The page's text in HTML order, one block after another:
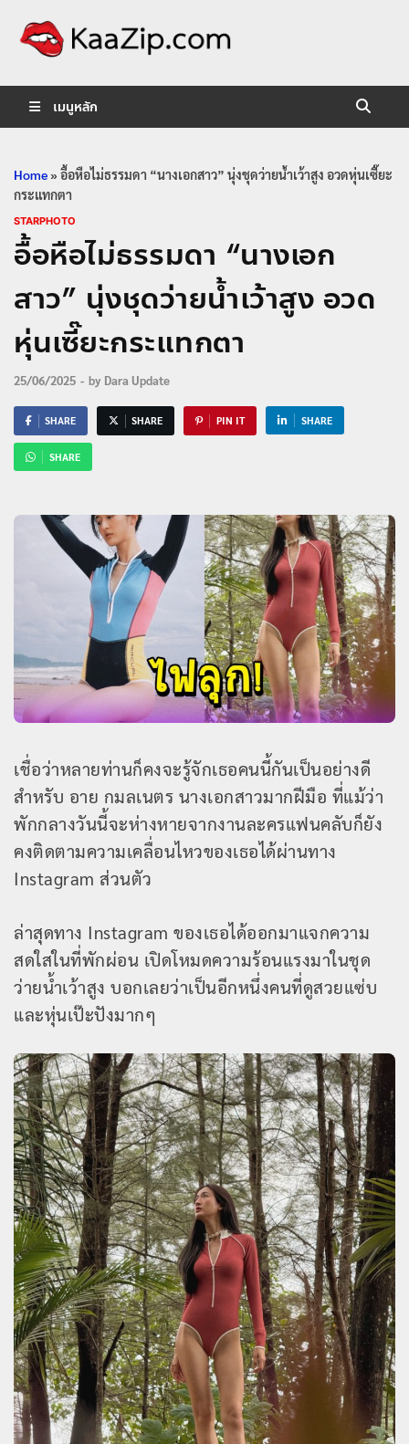
เมนูหลัก
Home»อื้อหือไม่ธรรมดา “นางเอกสาว” นุ่งชุดว่ายน้ำเว้าสูง อวดหุ่นเซี๊ยะ
กระแทกตา
STARPHOTO
อื้อหือไม่ธรรมดา “นางเอก
สาว” นุ่งชุดว่ายน้ำเว้าสูง อวด
หุ่นเซี๊ยะกระแทกตา
25/06/2025 - by Dara Update
SHARE SHARE PIN IT SHARE
SHARE
เชื่อว่าหลายท่านก็คงจะรู้จักเธอคนนี้กันเป็นอย่างดี
สำหรับ อาย กมลเนตร นางเอกสาวมากฝีมือ ที่แม้ว่า
พักกลางวันนี้จะห่างหายจากงานละครแฟนคลับก็ยัง
คงติดตามความเคลื่อนไหวของเธอได้ผ่านทาง
Instagram ส่วนตัว
ล่าสุดทาง Instagram ของเธอได้ออกมาแจกความ
สดใสในที่พักผ่อน เปิดโหมดความร้อนแรงมาในชุด
ว่ายน้ำเว้าสูง บอกเลยว่าเป็นอีกหนึ่งคนที่ดูสวยแซ่บ
และหุ่นเป๊ะปังมากๆ